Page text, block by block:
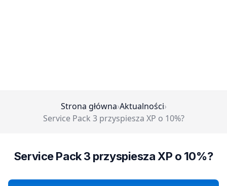
Strona główna›Aktualności›
Service Pack 3 przyspiesza XP o 10%?
Service Pack 3 przyspiesza XP o 10%?